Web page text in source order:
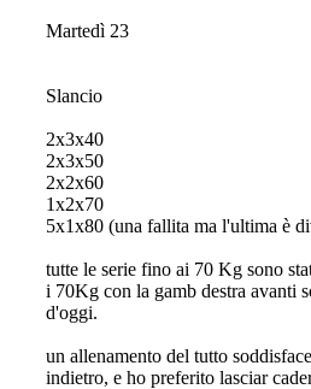
Martedì 23
Slancio
2x3x40
2x3x50
2x2x60
1x2x70
5x1x80 (una fallita ma l'ultima è
tutte le serie fino ai 70 Kg sono
i 70Kg con la gamb destra avanti
d'oggi.
un allenamento del tutto
indietro, e ho preferito lasciar